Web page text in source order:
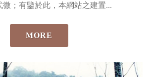
微；有鑒於此，本網站之建置...
MORE